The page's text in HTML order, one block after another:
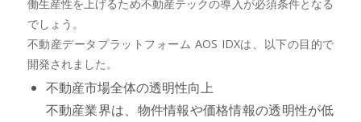
働生産性を上げるため不動産テックの導入が必須条件となる
でしょう。
不動産データプラットフォーム AOS IDXは、以下の目的で
開発されました。
不動産市場全体の透明性向上
不動産業界は、物件情報や価格情報の透明性が低